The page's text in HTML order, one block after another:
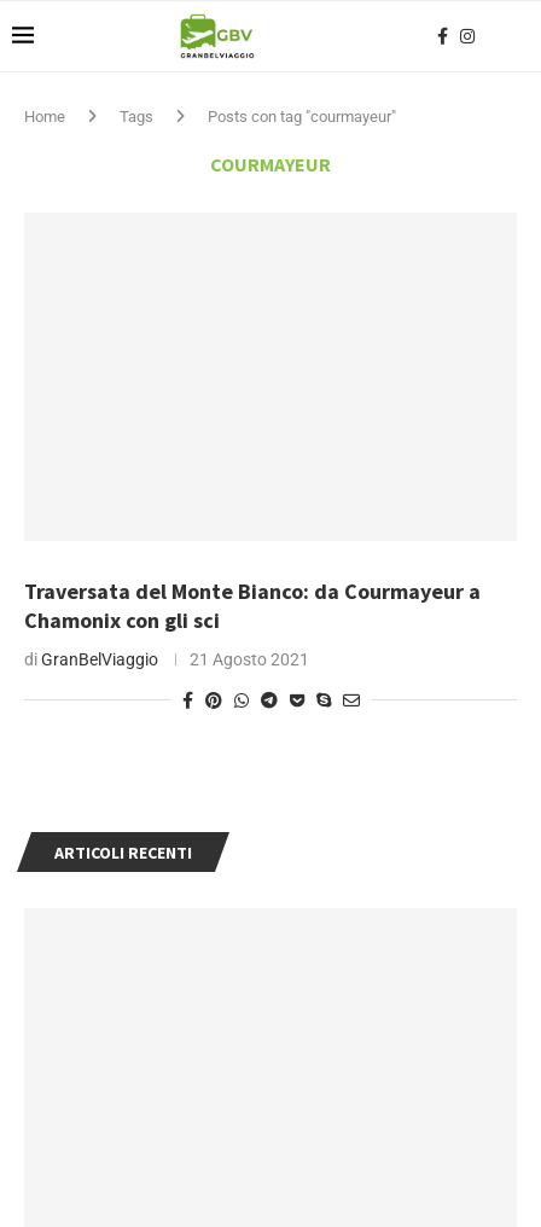
Home Tags Posts con tag "courmayeur"
COURMAYEUR
Traversata del Monte Bianco: da Courmayeur a
Chamonix con gli sci
diGranBelViaggio 21 Agosto 2021
ARTICOLI RECENTI